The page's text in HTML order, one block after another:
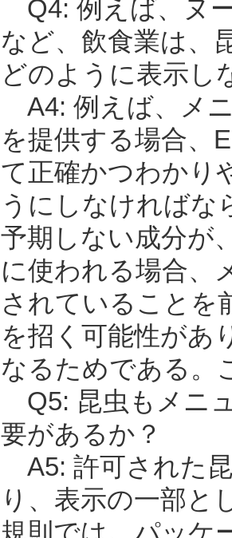
Q4: 例えば、ヌ
など、飲食業は、
どのように表示し
A4: 例えば、メ
を提供する場合、
て正確かつわかり
うにしなければな
予期しない成分が
に使われる場合、
されていることを
を招く可能性があ
なるためである。
Q5: 昆虫もメニ
要があるか？
A5: 許可された
り、表示の一部と
規則では、パッケ